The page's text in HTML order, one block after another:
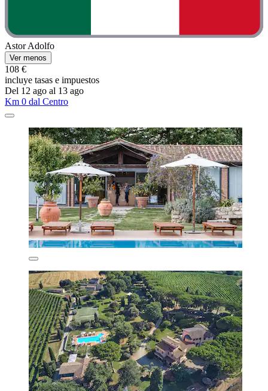
Astor Adolfo
Ver menos
108 €
incluye tasas e impuestos
Del 12 ago al 13 ago
Km 0 dal Centro